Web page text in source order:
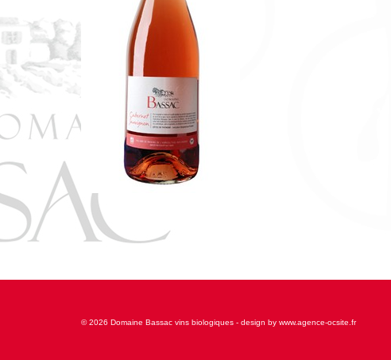
© 2026 Domaine Bassac vins biologiques - design by www.agence-ocsite.fr